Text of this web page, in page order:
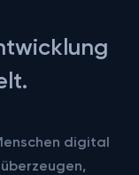
digital